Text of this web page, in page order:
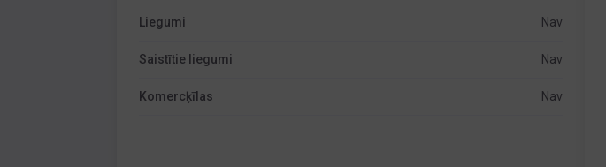
Liegumi Nav
Saistītie liegumi Nav
Komercķīlas Nav